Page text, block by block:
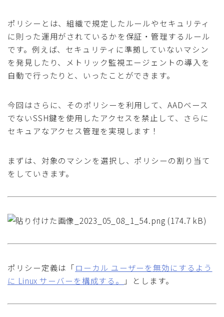
ポリシーとは、組織で規定したルールやセキュリティ
に則った運用がされているかを保証・管理するルール
です。例えば、セキュリティに準拠していないマシン
を発見したり、メトリック監視エージェントの導入を
自動で行ったりと、いったことができます。
今回はさらに、そのポリシーを利用して、AADベース
でないSSH鍵を使用したアクセスを禁止して、さらに
セキュアなアクセス管理を実現します！
まずは、対象のマシンを選択し、ポリシーの割り当て
をしていきます。
ポリシー定義は「ローカル ユーザーを無効にするよう
に Linux サーバーを構成する。
」とします。